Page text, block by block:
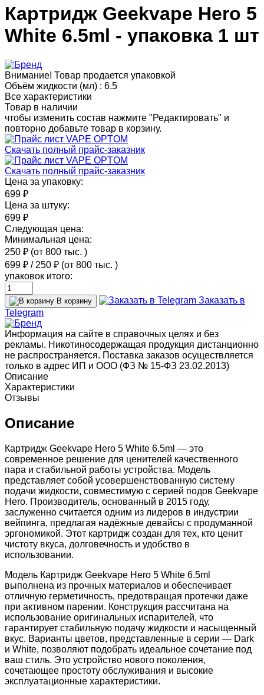
Картридж Geekvape Hero 5
White 6.5ml - упаковка 1 шт
Внимание! Товар продается упаковкой
Объём жидкости (мл) : 6.5
Все характеристики
Товар в наличии
чтобы изменить состав нажмите "Редактировать" и
повторно добавьте товар в корзину.
Скачать полный прайс-заказник
Скачать полный прайс-заказник
Цена за упаковку:
699 ₽
Цена за штуку:
699 ₽
Следующая цена:
Минимальная цена:
250 ₽ (от 800 тыс. )
699 ₽ / 250 ₽ (от 800 тыс. )
упаковок итого:
В корзину
Заказать в
Telegram
Информация на сайте в справочных целях и без
рекламы. Никотиносодержащая продукция дистанционно
не распространяется. Поставка заказов осуществляется
только в адрес ИП и ООО (ФЗ № 15-ФЗ 23.02.2013)
Описание
Характеристики
Отзывы
Описание
Картридж Geekvape Hero 5 White 6.5ml — это
современное решение для ценителей качественного
пара и стабильной работы устройства. Модель
представляет собой усовершенствованную систему
подачи жидкости, совместимую с серией подов Geekvape
Hero. Производитель, основанный в 2015 году,
заслуженно считается одним из лидеров в индустрии
вейпинга, предлагая надёжные девайсы с продуманной
эргономикой. Этот картридж создан для тех, кто ценит
чистоту вкуса, долговечность и удобство в
использовании.
Модель Картридж Geekvape Hero 5 White 6.5ml
выполнена из прочных материалов и обеспечивает
отличную герметичность, предотвращая протечки даже
при активном парении. Конструкция рассчитана на
использование оригинальных испарителей, что
гарантирует стабильную подачу жидкости и насыщенный
вкус. Варианты цветов, представленные в серии — Dark
и White, позволяют подобрать идеальное сочетание под
ваш стиль. Это устройство нового поколения,
сочетающее простоту обслуживания и высокие
эксплуатационные характеристики.